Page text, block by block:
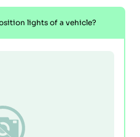
lights of a vehicle?